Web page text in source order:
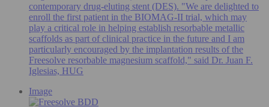
contemporary drug-eluting stent (DES). "We are delighted to
enroll the first patient in the BIOMAG-II trial, which may
play a critical role in helping establish resorbable metallic
scaffolds as part of clinical practice in the future and I am
particularly encouraged by the implantation results of the
Freesolve resorbable magnesium scaffold," said Dr. Juan F.
Iglesias, HUG
Image